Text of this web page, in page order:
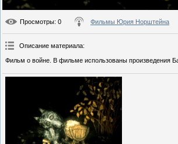
Просмотры: 0 Фильмы Юрия Норштейна
Описание материала:
Фильм о войне. В фильме использованы произведения